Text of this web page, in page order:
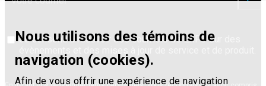
Nous utilisons des témoins de
navigation (cookies).
Afin de vous offrir une expérience de navigation
Je consens à recevoir des courriels de EXFO sur des